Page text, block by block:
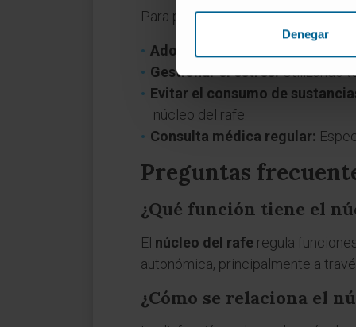
Denegar
Para prevenir alteraciones
Adoptar un estilo de vida
Gestionar el estrés:Utilizando
Evitar el consumo de
núcleo del rafe.
Consulta médica regular:
Preguntas
¿Qué función tiene el
El núcleo del rafe regula
autonómica, principalmente a
¿Cómo se relaciona el